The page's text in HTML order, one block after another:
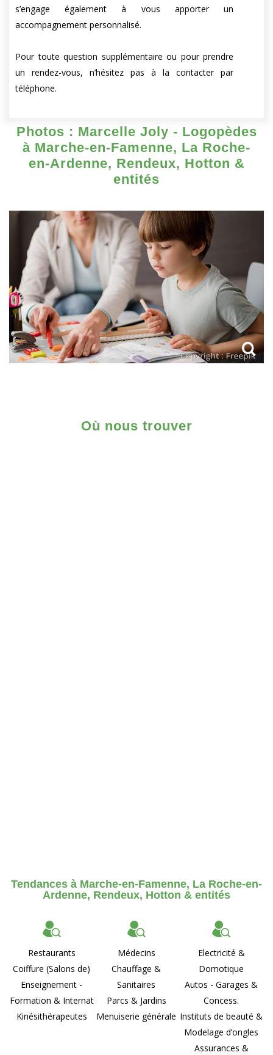
s’engage également à vous apporter un
accompagnement personnalisé.
Pour toute question supplémentaire ou pour prendre
un rendez-vous, n’hésitez pas à la contacter par
téléphone.
Photos : Marcelle Joly - Logopèdes
à Marche-en-Famenne, La Roche-
en-Ardenne, Rendeux, Hotton &
entités
Où nous trouver
Tendances à Marche-en-Famenne, La Roche-en-
Ardenne, Rendeux, Hotton & entités
Restaurants
Coiffure (Salons de)
Enseignement -
Formation & Internat
Kinésithérapeutes
Médecins
Chauffage &
Sanitaires
Parcs & Jardins
Menuiserie générale
Electricité &
Domotique
Autos - Garages &
Concess.
Instituts de beauté &
Modelage d’ongles
Assurances &